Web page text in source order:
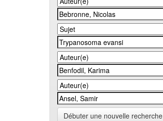
Débuter une nouvelle recherche